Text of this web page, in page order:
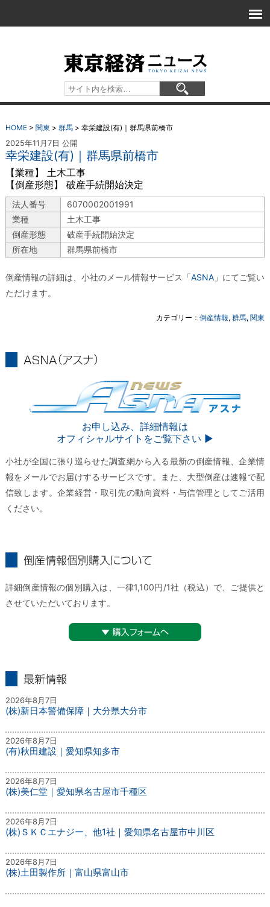
HOME> 関東 > 群馬> 幸栄建設(有)｜群馬県前橋市
2025年11月7日 公開
幸栄建設(有)｜群馬県前橋市
【業種】 土木工事
【倒産形態】 破産手続開始決定
法人番号
6070002001991
業種
土木工事
倒産形態
破産手続開始決定
所在地
群馬県前橋市
倒産情報の詳細は、小社のメール情報サービス「ASNA 」にてご覧い
ただけます。
カテゴリー：倒産情報,群馬,関東
お申し込み、詳細情報は
オフィシャルサイトをご覧下さい ▶︎
小社が全国に張り巡らせた調査網から入る最新の倒産情報、企業情
報をメールでお届けするサービスです。また、大型倒産は速報で配
信致します。企業経営・取引先の動向資料・与信管理としてご活用
ください。
詳細倒産情報の個別購入は、一律1,100円/1社（税込）で、ご提供と
させていただいております。
2026年8月7日
(株)新日本警備保障｜大分県大分市
2026年8月7日
(有)秋田建設｜愛知県知多市
2026年8月7日
(株)美仁堂｜愛知県名古屋市千種区
2026年8月7日
(株)ＳＫＣエナジー、他1社｜愛知県名古屋市中川区
2026年8月7日
(株)土田製作所｜富山県富山市